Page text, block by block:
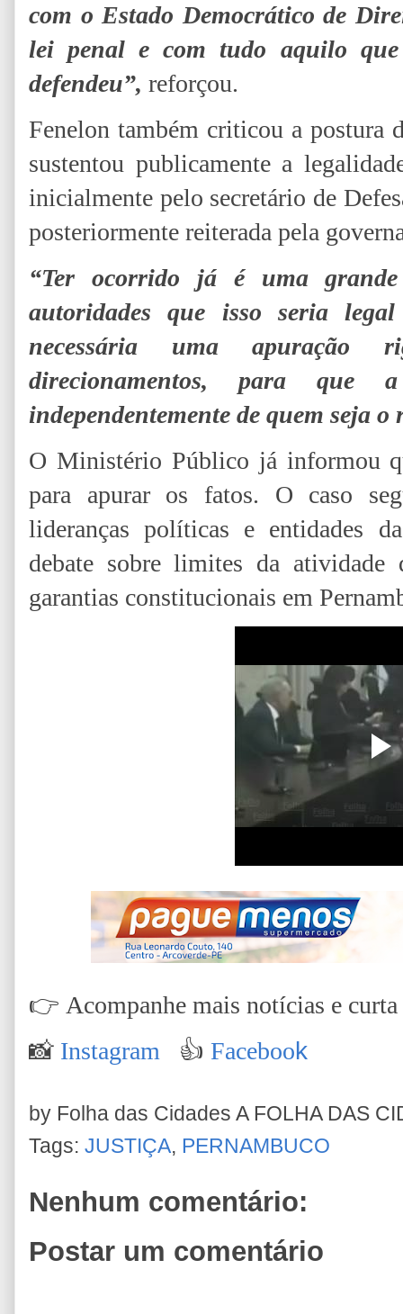
com o Estado Democrático de
lei penal e com tudo aquilo
defendeu”, reforçou.
Fenelon também criticou a postura
sustentou publicamente a
inicialmente pelo secretário de
posteriormente reiterada pela
“Ter ocorrido já é uma
autoridades que isso seria
necessária uma apuração
direcionamentos, para
independentemente de quem seja o
O Ministério Público já informou
para apurar os fatos. O caso
lideranças políticas e entidades
debate sobre limites da
garantias constitucionais em
👉 Acompanhe mais notícias e curta
📸 Instagram 👍 Facebook
by Folha das Cidades A FOLHA DAS
Tags: JUSTIÇA, PERNAMBUCO
Nenhum comentário:
Postar um comentário